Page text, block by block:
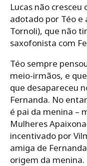
Lucas não
adotado por Téo e
Tornoli), que não
saxofonista com
Téo sempre
meio-irmãos, e
que desapareceu
Fernanda. No
é pai da menina –
Mulheres
incentivado por
amiga de
origem da menina.